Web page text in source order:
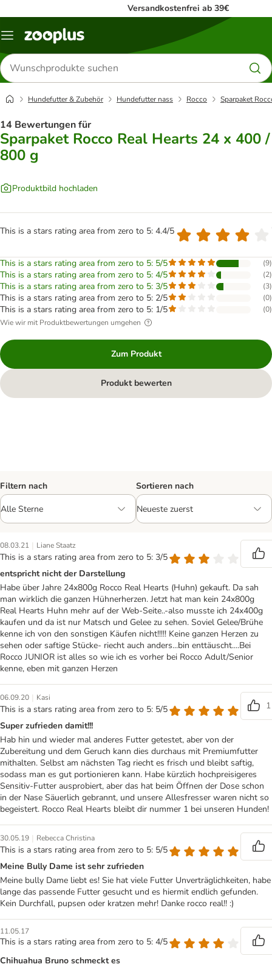
Versandkostenfrei ab 39€
Menü
Produkte
suchen
Hundefutter & Zubehör Hundefutter nass Rocco Sparpaket
14 Bewertungen für
Sparpaket Rocco Real Hearts 24 x 400 /
800 g
Produktbild hochladen
This is a stars rating area from zero to 5: 4.4/5
This is a stars rating area from zero to 5: 5/5 (9)
This is a stars rating area from zero to 5: 4/5 (2)
This is a stars rating area from zero to 5: 3/5 (3)
This is a stars rating area from zero to 5: 2/5 (0)
This is a stars rating area from zero to 5: 1/5 (0)
Wie wir mit Produktbewertungen umgehen
Zum Produkt
Produkt bewerten
Filtern nach Sortieren nach
08.03.21 | Liane Staatz
This is a stars rating area from zero to 5: 3/5
entspricht nicht der Darstellung
Habe über Jahre 24x800g Rocco Real Hearts (Huhn) gekauft. Da sah
man wirklich die ganzen Hühnerherzen. Jetzt hat man kein 24x800g
Real Hearts Huhn mehr auf der Web-Seite..-also musste ich 24x400g
kaufen und da ist nur Matsch und Gelee zu sehen. Soviel Gelee/Brühe
kenne ich von den sonstigen Käufen nicht!!!!! Keine ganzen Herzen zu
sehen oder saftige Stücke- riecht auch anders...bin enttäuscht....Bei
Rocco JUNIOR ist alles so wie ich es vorher bei Rocco Adult/Senior
kenne, eben mit ganzen Herzen
06.09.20 | Kasi
This is a stars rating area from zero to 5: 5/5
1
Super zufrieden damit!!!
Hab hin und wieder mal anderes Futter getestet, aber von der
Zubereitung und dem Geruch kann dies durchaus mit Premiumfutter
mithalten. Selbst am nächsten Tag riecht es frisch und bleibt saftig,
sodass man es gut portionieren kann. Habe kürzlich hochpreisigeres
Sensitiv-Futter ausprobiert, aber das hat beim Öffnen der Dose schon
in der Nase Säuerlich gebrannt, und unsere Allesfresser waren nicht so
begeistert. Rocco Real Hearts bleibt dir nummer 1 bei unseren Hunden!
30.05.19 | Rebecca Christina
This is a stars rating area from zero to 5: 5/5
Meine Bully Dame ist sehr zufrieden
Meine bully Dame liebt es! Sie hat viele Futter Unverträglichkeiten, habe
lange das passende Futter gesucht und es hiermit endlich gefunden.
Kein Durchfall, pupsen oder kratzen mehr! Danke rocco real!! :)
11.05.17
This is a stars rating area from zero to 5: 4/5
Chihuahua Bruno schmeckt es